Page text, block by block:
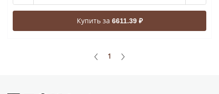
Купить за 6611.39 ₽
1